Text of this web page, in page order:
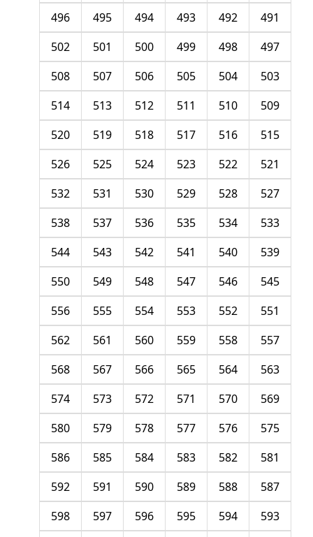
491
492
493
494
495
496
497
498
499
500
501
502
503
504
505
506
507
508
509
510
511
512
513
514
515
516
517
518
519
520
521
522
523
524
525
526
527
528
529
530
531
532
533
534
535
536
537
538
539
540
541
542
543
544
545
546
547
548
549
550
551
552
553
554
555
556
557
558
559
560
561
562
563
564
565
566
567
568
569
570
571
572
573
574
575
576
577
578
579
580
581
582
583
584
585
586
587
588
589
590
591
592
593
594
595
596
597
598